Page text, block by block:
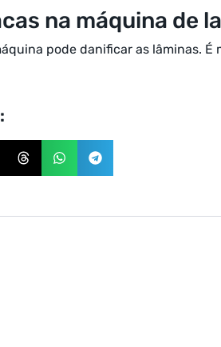
na máquina de
pode danificar as lâminas.